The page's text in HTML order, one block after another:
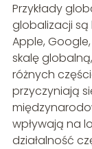
Przykłady
globalizacji są
Apple,
skalę
różnych
przyczyniają
wpływają na
działalność